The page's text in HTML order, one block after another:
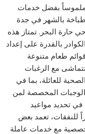
ملموساً بفضل خدمات
طباخة بالشهر في جدة
حي حارة البحر. تمتاز هذه
الكوادر بالقدرة على إعداد
قوائم طعام متنوعة
مع الرغبات
الصحية للعائلة، بما في
الوجبات المخصصة لمن
في تحديد مواعيد
للنفقات، تعمد بعض
مع خدمات عاملة